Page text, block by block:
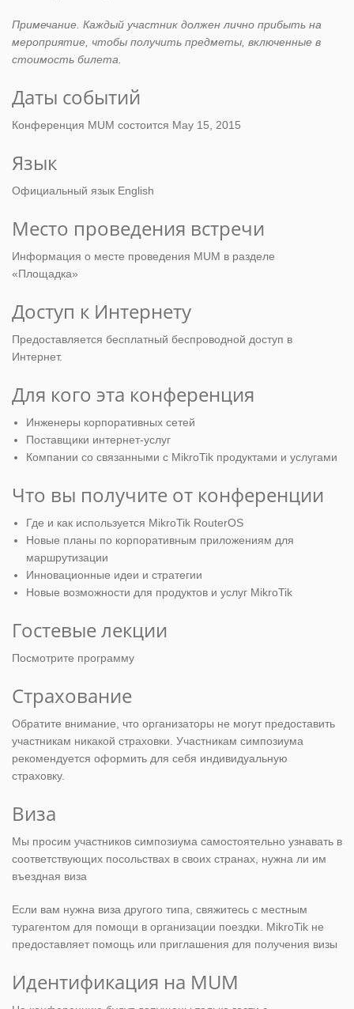
Примечание. Каждый участник должен лично прибыть на
мероприятие, чтобы получить предметы, включенные в
стоимость билета.
Даты событий
Конференция MUM состоится May 15, 2015
Язык
Официальный язык English
Место проведения встречи
Информация о месте проведения MUM в разделе
«Площадка»
Доступ к Интернету
Предоставляется бесплатный беспроводной доступ в
Интернет.
Для кого эта конференция
Инженеры корпоративных сетей
Поставщики интернет-услуг
Компании со связанными с MikroTik продуктами и услугами
Что вы получите от конференции
Где и как используется MikroTik RouterOS
Новые планы по корпоративным приложениям для
маршрутизации
Инновационные идеи и стратегии
Новые возможности для продуктов и услуг MikroTik
Гостевые лекции
Посмотрите программу
Страхование
Обратите внимание, что организаторы не могут предоставить
участникам никакой страховки. Участникам симпозиума
рекомендуется оформить для себя индивидуальную
страховку.
Виза
Мы просим участников симпозиума самостоятельно узнавать в
соответствующих посольствах в своих странах, нужна ли им
въездная виза
Если вам нужна виза другого типа, свяжитесь с местным
турагентом для помощи в организации поездки. MikroTik не
предоставляет помощь или приглашения для получения визы
Идентификация на MUM